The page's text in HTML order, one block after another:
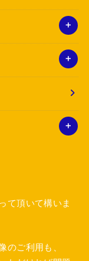
て頂いて構いま
のご利用も、